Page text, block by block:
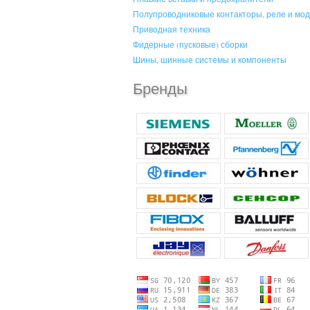
Полупроводниковые контакторы, реле и
Приводная техника
Фидерные (пусковые) сборки
Шины, шинные системы и компоненты
Бренды